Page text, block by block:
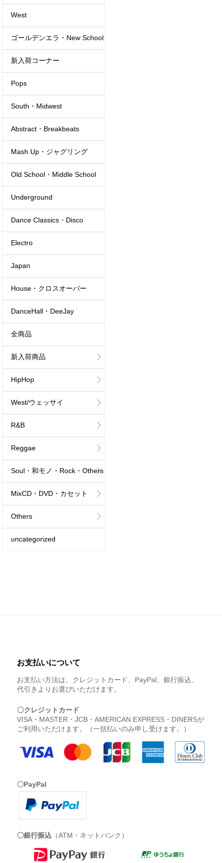
West
ゴールデンエラ・New School
新入荷コーナー
Pops
South・Midwest
Abstract・Breakbeats
Mash Up・ジャグリング
Old School・Middle School
Underground
Dance Classics・Disco
Electro
Japan
House・クロスオーバー
DanceHall・DeeJay
全商品
新入荷商品
HipHop
West/ウェッサイ
R&B
Reggae
Soul・和モノ・Rock・Others
MixCD・DVD・カセット
Others
uncategorized
お支払いについて
お支払い方法は、クレジットカード、PayPal、銀行振込、
代引きよりお選びいただけます。
〇クレジットカード
VISA・MASTER・JCB・AMERICAN EXPRESS・DINERSが
ご利用いただけます。（一括払いのみ申し受けます。）
〇PayPal
〇銀行振込 （ATM・ネットバンク）